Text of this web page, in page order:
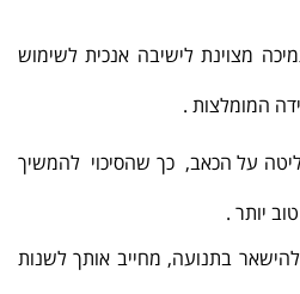
מצוינת לישיבה אנכית לשימוש
המומלצות .
על הכאב, כך שהסיכוי להמשיך
יותר .
בתנועה, מחייב אותך לשנות